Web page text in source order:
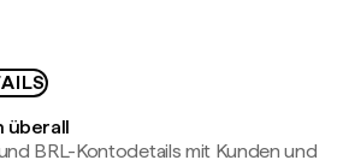
überall
und BRL-Kontodetails mit Kunden und